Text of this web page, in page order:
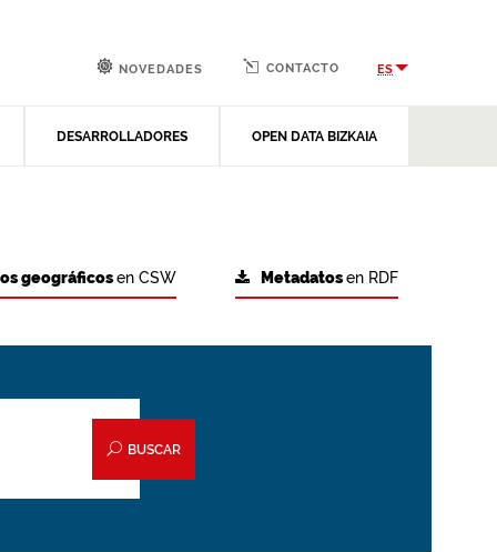
DESARROLLADORES OPEN DATA BIZKAIA
NOVEDADES CONTACTO ES
Metadatosen RDF
geográficosen CSW
BUSCAR